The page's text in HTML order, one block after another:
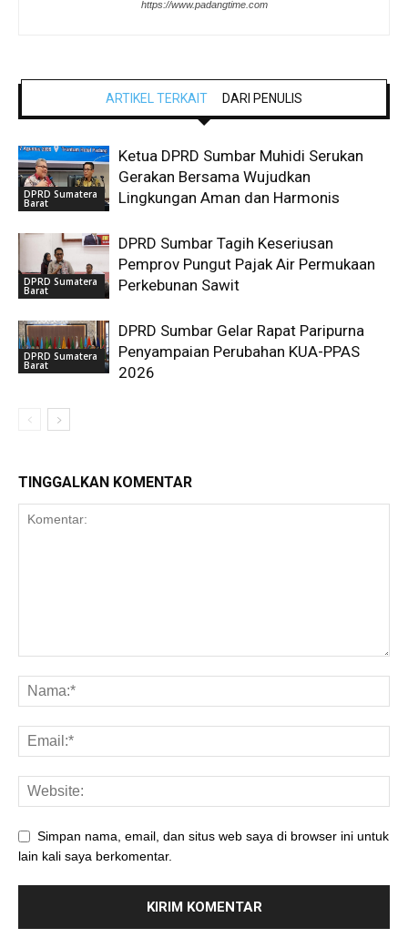
https://www.padangtime.com
ARTIKEL TERKAIT DARI PENULIS
DPRD Sumatera
Barat
Ketua DPRD Sumbar Muhidi Serukan
Gerakan Bersama Wujudkan
Lingkungan Aman dan Harmonis
DPRD Sumatera
Barat
DPRD Sumbar Tagih Keseriusan
Pemprov Pungut Pajak Air Permukaan
Perkebunan Sawit
DPRD Sumatera
Barat
DPRD Sumbar Gelar Rapat Paripurna
Penyampaian Perubahan KUA-PPAS
2026
TINGGALKAN KOMENTAR
Simpan nama, email, dan situs web saya di browser ini untuk
lain kali saya berkomentar.